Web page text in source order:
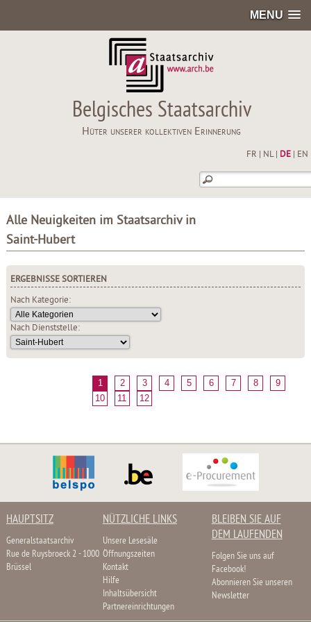
MENU
Belgisches Staatsarchiv
Hüter unserer kollektiven Erinnerung
FR NL| DE| EN
Alle Neuigkeiten im Staatsarchiv in
Saint-Hubert
ERGEBNISSE SORTIEREN
Nach Kategorie:
Nach Dienststelle:
1 2 3 4 5 6 7 8
9
10
11 12
HAUPTSITZ
Generalstaatsarchiv
Rue de Ruysbroeck 2 - 1000
Brüssel
NÜTZLICHE LINKS
Unsere Lesesäle
Öffnungszeiten
Kontakt
Hilfe
Inhaltsübersicht
Partnereinrichtungen
BLEIBEN SIE AUF
DEM LAUFENDEN
Folgen Sie uns auf
Facebook!
Abonnieren Sie unseren
Newsletter